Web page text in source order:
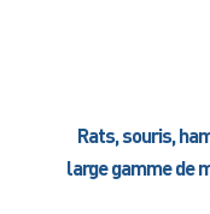
Rats, souris,
large gamme de